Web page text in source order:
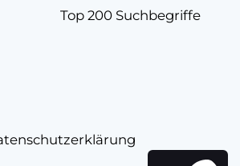
Top 200 Suchbegriffe